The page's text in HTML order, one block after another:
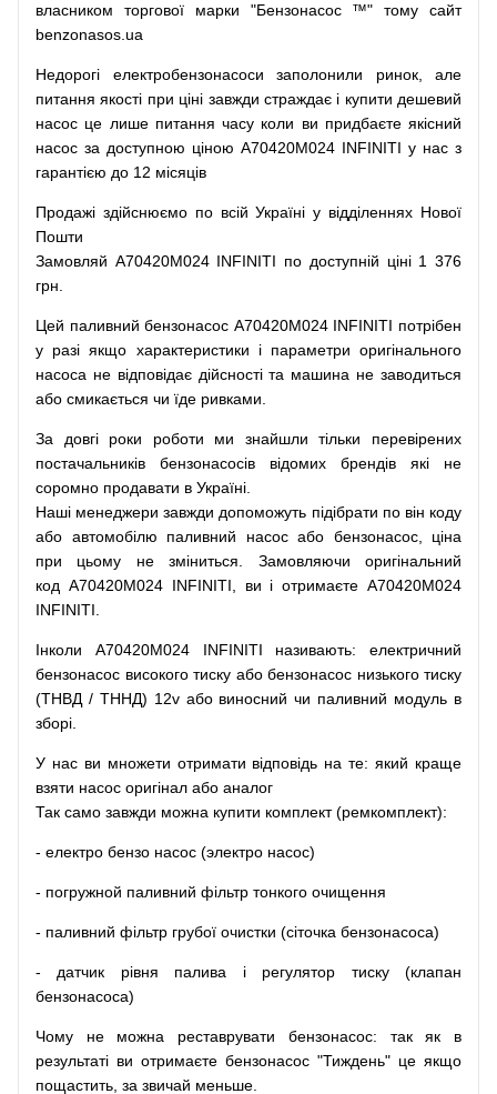
власником
торгової марки "Бензонасос ™" тому
сайт
benzonasos.ua
Недорогі електробензонасоси заполонили ринок,
але
питання якості при ціні завжди страждає і купити дешевий
насос це лише питання часу коли ви придбаєте якісний
насос за доступною ціною A70420M024 INFINITI у нас з
гарантією до 12 місяців
Продажі здійснюємо по всій Україні у відділеннях Нової
Пошти
Замовляй A70420M024 INFINITI по доступній ціні 1 376
грн.
Цей паливний бензонасос A70420M024 INFINITI потрібен
у разі якщо характеристики і параметри оригінального
насоса не відповідає дійсності та машина не заводиться
або смикається чи їде ривками
За довгі роки роботи ми знайшли тільки
перевірених
постачальників
бензонасосів відомих брендів які
не
соромно продавати в Україні.
Наші менеджери завжди допоможуть підібрати по він коду
або автомобілю паливний насос або бензонасос,
ціна
при
цьому не зміниться Замовляючи
оригінальний
код A70420M024 INFINITI, ви і отримаєте A70420M024
INFINITI.
Інколи A70420M024 INFINITI називають:
електричний
бензонасос високого тиску або бензонасос низького тиску
(ТНВД / ТННД) 12v або виносний чи паливний модуль в
зборі
У нас ви множети отримати відповідь на те: який краще
взяти насос оригінал або аналог
Так само завжди можна купити комплект (ремкомплект):
- електро бензо насос (электро насос)
- погружной паливний фільтр тонкого очищення
- паливний фільтр грубої очистки (сіточка бензонасоса)
- датчик рівня палива і регулятор тиску (клапан
бензонасоса)
Чому не можна реставрувати бензонасос: так як
в
результаті ви отримаєте бензонасос "Тиждень" це якщо
пощастить, за звичай меньше.